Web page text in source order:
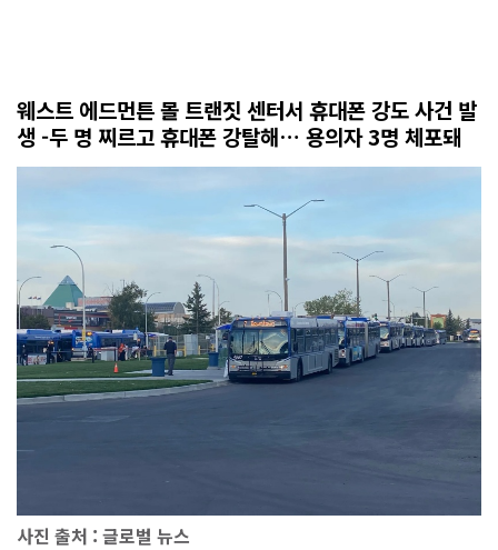
웨스트 에드먼튼 몰 트랜짓 센터서 휴대폰 강도 사건 발
생 -두 명 찌르고 휴대폰 강탈해… 용의자 3명 체포돼
사진 출처 : 글로벌 뉴스